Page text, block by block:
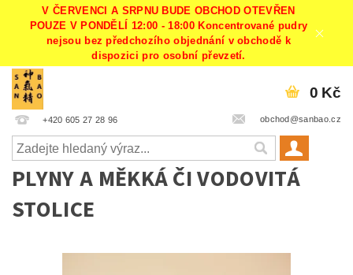
V ČERVENCI A SRPNU BUDE OBCHOD OTEVŘEN
POUZE V PONDĚLÍ 12:00 - 18:00 Koncentrované pudry
nejsou bez předchozího objednání v obchodě k
dispozici pro osobní převzetí.
+420 605 27 28 96 obchod@sanbao.cz
0 Kč
PLYNY A MĚKKÁ ČI VODOVITÁ
STOLICE